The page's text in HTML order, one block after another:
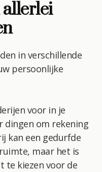
in verschillende
persoonlijke
voor in je
dingen om rekening
kan een gedurfde
maar het is
te kiezen voor de